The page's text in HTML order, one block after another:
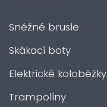
Sněžné brusle
Skákací boty
Elektrické koloběžky
Trampolíny